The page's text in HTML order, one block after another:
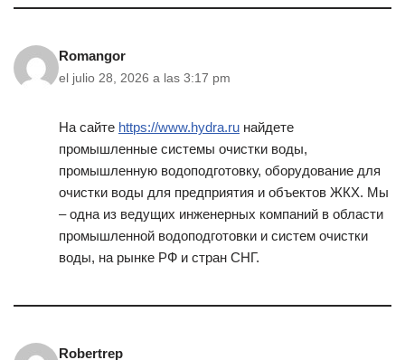
Romangor
el julio 28, 2026 a las 3:17 pm
На сайте https://www.hydra.ru найдете
промышленные системы очистки воды,
промышленную водоподготовку, оборудование для
очистки воды для предприятия и объектов ЖКХ. Мы
– одна из ведущих инженерных компаний в области
промышленной водоподготовки и систем очистки
воды, на рынке РФ и стран СНГ.
Robertrep